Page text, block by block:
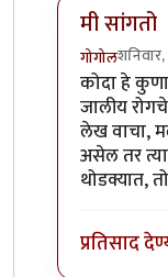
मी सांगतो
गोगोल
In reply to
कोदा हे
जालीय
लेख वाचा,
असेल तर
थोडक्यात,
प्रतिसाद